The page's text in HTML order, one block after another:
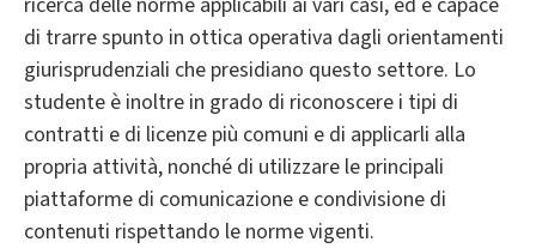
di trarre spunto in ottica operativa dagli orientamenti
giurisprudenziali che presidiano questo settore. Lo
studente è inoltre in grado di riconoscere i tipi di
contratti e di licenze più comuni e di applicarli alla
propria attività, nonché di utilizzare le principali
piattaforme di comunicazione e condivisione di
contenuti rispettando le norme vigenti.